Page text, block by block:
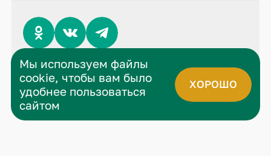
© 2026 все права защищены
Политика конфиденциальности
Мы используем файлы
cookie, чтобы вам было
удобнее пользоваться
сайтом
ХОРОШО